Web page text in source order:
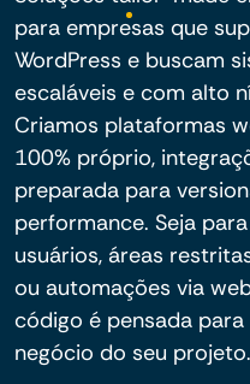
para empresas que
WordPress e buscam
escaláveis e com alto
Criamos plataformas
100% próprio,
preparada para
performance. Seja
usuários, áreas
ou automações via
código é pensada
negócio do seu projeto.